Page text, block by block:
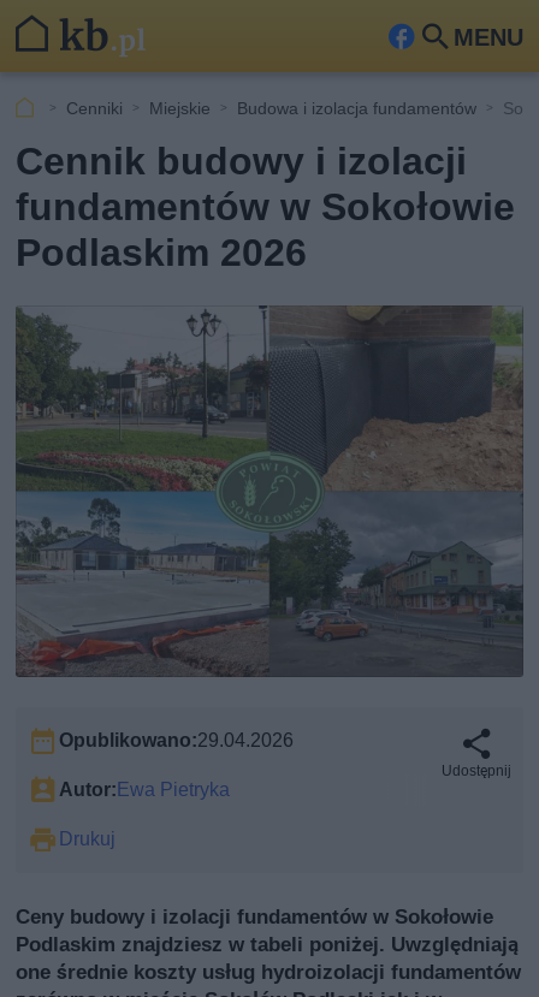
MENU
Fa
ook
Szu
Cenniki Miejskie Budowa i izolacja fundamentów
Cennik budowy i izolacji
fundamentów w Sokołowie
Podlaskim 2026
Opublikowano:29.04.2026
Autor: Ewa Pietryka
Drukuj
Udostępnij
Ceny budowy i izolacji fundamentów w Sokołowie
Podlaskim znajdziesz w tabeli poniżej. Uwzględniają
one średnie koszty usług hydroizolacji fundamentów